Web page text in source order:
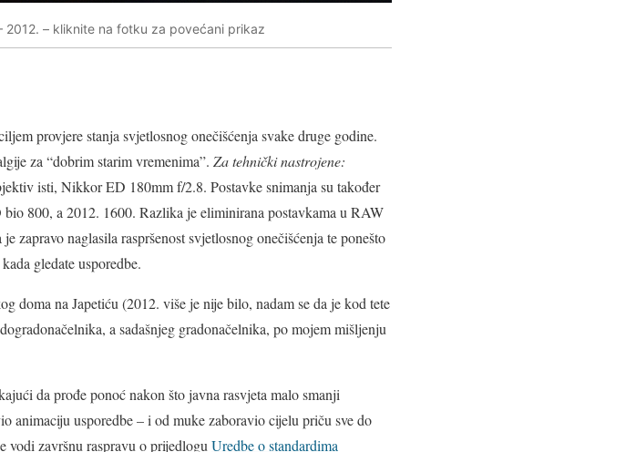
2012. – kliknite na fotku za povećani prikaz
provjere stanja svjetlosnog onečišćenja svake druge godine.
za “dobrim starim vremenima”. Za tehnički nastrojene:
isti, Nikkor ED 180mm f/2.8. Postavke snimanja su također
800, a 2012. 1600. Razlika je eliminirana postavkama u RAW
zapravonaglasila raspršenostsvjetlosnog onečišćenja te ponešto
gledate usporedbe.
doma na Japetiću (2012. više je nije bilo, nadam se da je kod tete
a sadašnjeg gradonačelnika, po mojem mišljenju
da prođe ponoć nakon što javna rasvjeta malo smanji
animaciju usporedbe – i od muke zaboravio cijelu priču sve do
vodi završnu raspravu o prijedlogu Uredbe o standardima